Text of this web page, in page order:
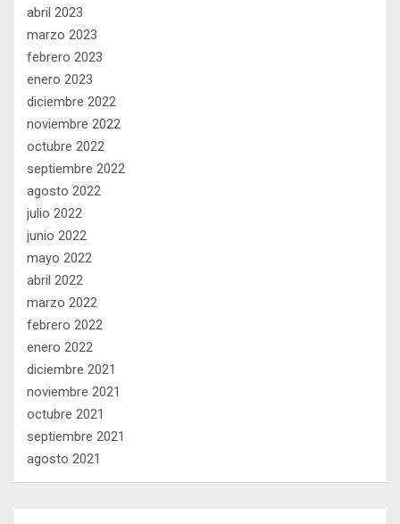
abril 2023
marzo 2023
febrero 2023
enero 2023
diciembre 2022
noviembre 2022
octubre 2022
septiembre 2022
agosto 2022
julio 2022
junio 2022
mayo 2022
abril 2022
marzo 2022
febrero 2022
enero 2022
diciembre 2021
noviembre 2021
octubre 2021
septiembre 2021
agosto 2021